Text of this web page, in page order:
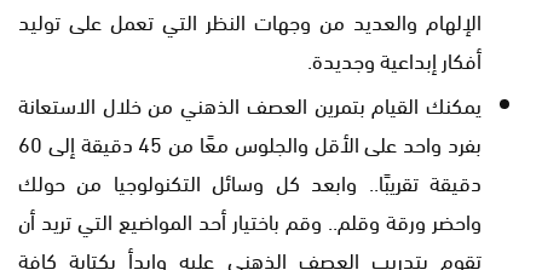
الإلهام والعديد من وجهات النظر التي تعمل على توليد
أفكار إبداعية وجديدة.
يمكنك القيام بتمرين العصف الذهني من خلال الاستعانة
بفرد واحد على الأقل والجلوس معًا من 45 دقيقة إلى 60
دقيقة تقريبًا.. وابعد كل وسائل التكنولوجيا من حولك
واحضر ورقة وقلم.. وقم باختيار أحد المواضيع التي تريد أن
تقوم بتدريب العصف الذهني عليه وابدأ بكتابة كافة